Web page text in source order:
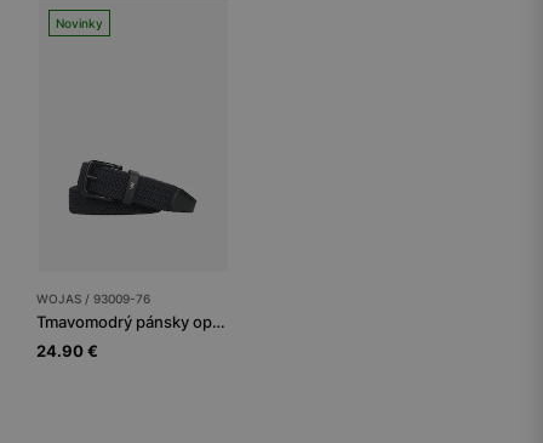
Novinky
WOJAS / 93009-76
Tmavomodrý pánsky opasok
24.90 €